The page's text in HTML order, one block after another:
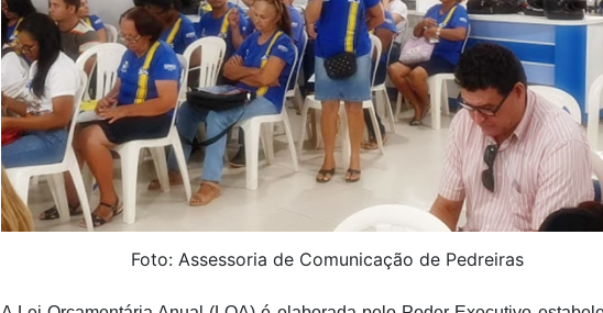
Foto: Assessoria de Comunicação de Pedreiras